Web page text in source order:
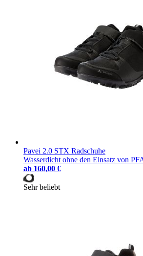
Pavei 2.0 STX Radschuhe
Wasserdicht ohne den Einsatz von
ab 160,00 €
Sehr beliebt